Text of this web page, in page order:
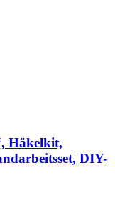
Häkelkit,
DIY-